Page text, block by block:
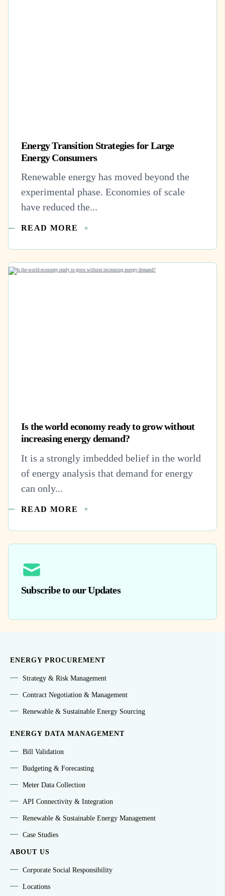
Energy Transition Strategies for Large
Energy Consumers
Renewable energy has moved beyond the
experimental phase. Economies of scale
have reduced the...
READ MORE
Is the world economy ready to grow without
increasing energy demand?
It is a strongly imbedded belief in the world
of energy analysis that demand for energy
can only...
READ MORE
Subscribe to our Updates
ENERGY PROCUREMENT
Strategy & Risk Management
Contract Negotiation & Management
Renewable & Sustainable Energy Sourcing
ENERGY DATA MANAGEMENT
Bill Validation
Budgeting & Forecasting
Meter Data Collection
API Connectivity & Integration
Renewable & Sustainable Energy Management
Case Studies
ABOUT US
Corporate Social Responsibility
Locations